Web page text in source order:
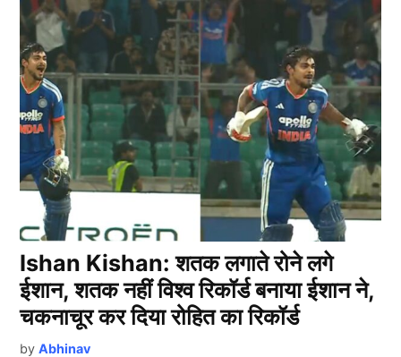
Ishan Kishan: शतक लगाते रोने लगे
ईशान, शतक नहीं विश्व रिकॉर्ड बनाया ईशान ने,
चकनाचूर कर दिया रोहित का रिकॉर्ड
by Abhinav